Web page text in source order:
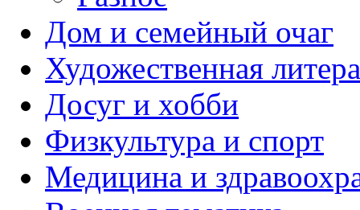
Дом и семейный очаг
Художественная
Досуг и хобби
Физкультура и спорт
Медицина и